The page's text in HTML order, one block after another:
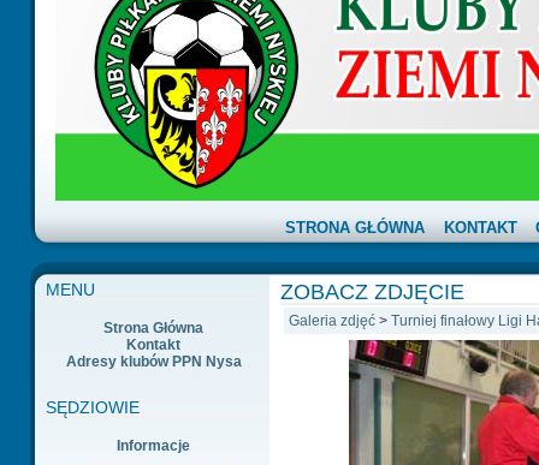
STRONA GŁÓWNA KONTAKT
MENU
Strona Główna
Kontakt
Adresy klubów PPN Nysa
SĘDZIOWIE
Informacje
ZOBACZ ZDJĘCIE
Galeria zdjęć> Turniej finałowy Ligi